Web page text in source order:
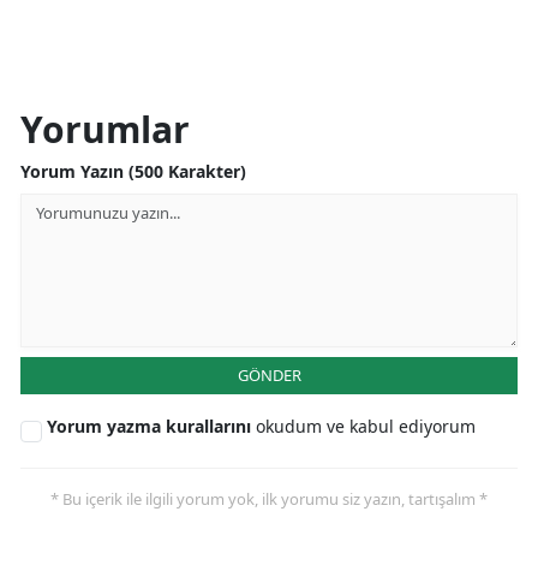
Yorumlar
Yorum Yazın (500 Karakter)
GÖNDER
Yorum yazma kurallarını okudum ve kabul ediyorum
* Bu içerik ile ilgili yorum yok, ilk yorumu siz yazın, tartışalım *